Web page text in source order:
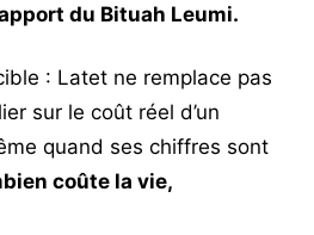
du Bituah Leumi.
: Latet ne remplace pas
sur le coût réel d’un
quand ses chiffres sont
coûte la vie,